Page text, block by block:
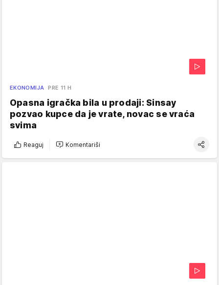
EKONOMIJA PRE 11 H
Opasna igračka bila u prodaji: Sinsay
pozvao kupce da je vrate, novac se vraća
svima
Reaguj Komentariši